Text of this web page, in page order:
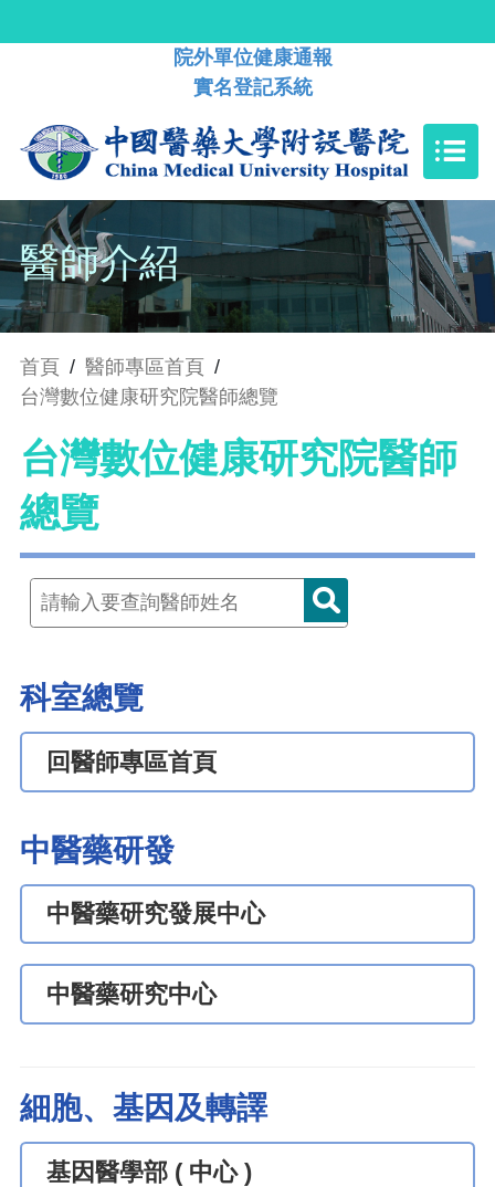
院外單位健康通報
實名登記系統
醫師介紹
首頁 / 醫師專區首頁 /
台灣數位健康研究院醫師總覽
台灣數位健康研究院醫師
總覽
科室總覽
回醫師專區首頁
中醫藥研發
中醫藥研究發展中心
中醫藥研究中心
細胞、基因及轉譯
基因醫學部 ( 中心 )